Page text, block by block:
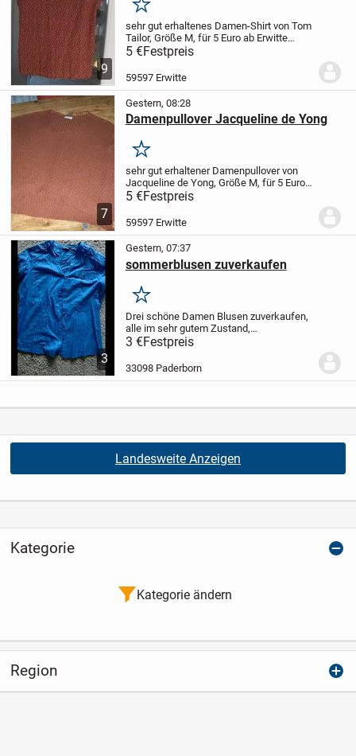
9
Merken
sehr gut erhaltenes Damen-Shirt von Tom
Tailor, Größe M, für 5 Euroab Erwitte
abzugeben.Versand gegen Aufpreis
5 €Festpreis
59597 Erwitte
7
Gestern, 08:28
Damenpullover Jacqueline de Yong
Merken
sehr gut erhaltener Damenpullover von
Jacqueline de Yong, Größe M, für 5 Euro
ab Erwitte abzugeben.
Aufpreis möglich.
5 €Festpreis
59597 Erwitte
3
Gestern, 07:37
sommerblusen zuverkaufen
Merken
Drei schöne Damen Blusen zuverkaufen,
alle im sehr gutem Zustand,
Baumwollstoffgr 42
Versand möglich
3 €Festpreis
33098 Paderborn
Landesweite Anzeigen
Kategorie
Kategorie ändern
Region